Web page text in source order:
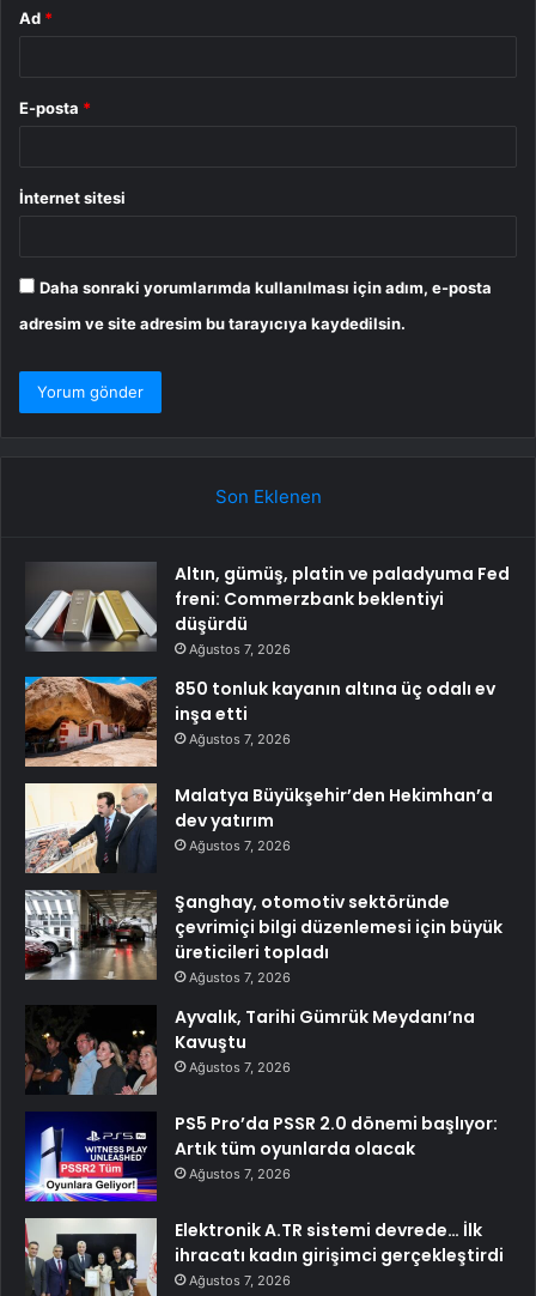
Ad *
E-posta *
İnternet sitesi
Daha sonraki yorumlarımda kullanılması için adım, e-posta
adresim ve site adresim bu tarayıcıya kaydedilsin.
Son Eklenen
Altın, gümüş, platin ve paladyuma Fed
freni: Commerzbank beklentiyi
düşürdü
Ağustos 7, 2026
850 tonluk kayanın altına üç odalı ev
inşa etti
Ağustos 7, 2026
Malatya Büyükşehir’den Hekimhan’a
dev yatırım
Ağustos 7, 2026
Şanghay, otomotiv sektöründe
çevrimiçi bilgi düzenlemesi için büyük
üreticileri topladı
Ağustos 7, 2026
Ayvalık, Tarihi Gümrük Meydanı’na
Kavuştu
Ağustos 7, 2026
PS5 Pro’da PSSR 2.0 dönemi başlıyor:
Artık tüm oyunlarda olacak
Ağustos 7, 2026
Elektronik A.TR sistemi devrede… İlk
ihracatı kadın girişimci gerçekleştirdi
Ağustos 7, 2026